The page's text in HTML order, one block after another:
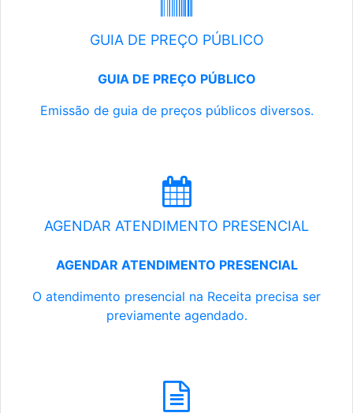
GUIA DE PREÇO PÚBLICO
GUIA DE PREÇO PÚBLICO
Emissão de guia de preços públicos diversos.
AGENDAR ATENDIMENTO PRESENCIAL
AGENDAR ATENDIMENTO PRESENCIAL
O atendimento presencial na Receita precisa ser
previamente agendado.